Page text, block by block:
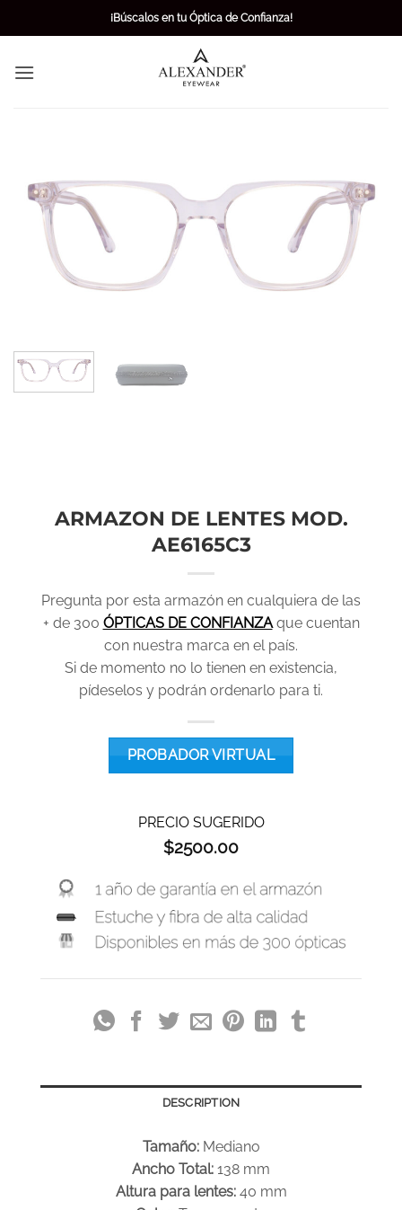
to
¡Búscalos en tu Óptica de Confianza!
ARMAZON DE LENTES MOD.
AE6165C3
Pregunta por esta armazón en cualquiera de las
+ de 300 ÓPTICAS DE CONFIANZAque cuentan
con nuestra marca en el país.
Si de momento no lo tienen en existencia,
pídeselos y podrán ordenarlo para ti.
PROBADOR VIRTUAL
PRECIO SUGERIDO
$2500.00
DESCRIPTION
Tamaño: Mediano
Ancho Total: 138 mm
Altura para lentes: 40 mm